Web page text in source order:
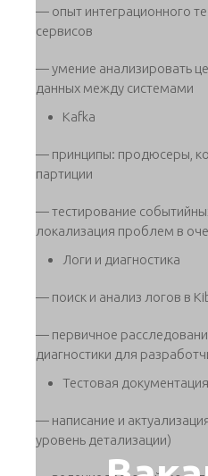
— опыт интеграционного
сервисов
— умение анализировать
данных между системами
Kafka
— принципы: продюсеры,
партиции
— тестирование
локализация проблем в
Логи и диагностика
— поиск и анализ логов в
— первичное
диагностики для
Тестовая документация
— написание и
уровень детализации)